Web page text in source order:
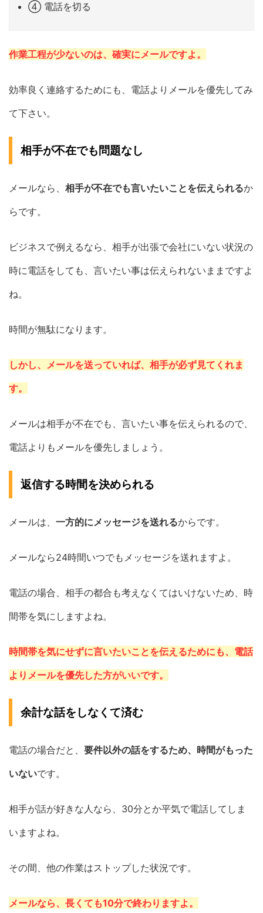
④ 電話を切る
作業工程が少ないのは、確実にメールですよ。
効率良く連絡するためにも、電話よりメールを優先してみ
て下さい。
相手が不在でも問題なし
メールなら、 相手が不在でも言いたいことを伝えられるか
らです。
ビジネスで例えるなら、相手が出張で会社にいない状況の
時に電話をしても、言いたい事は伝えられないままですよ
ね。
時間が無駄になります。
しかし、メールを送っていれば、相手が必ず見てくれま
す。
メールは相手が不在でも、言いたい事を伝えられるので、
電話よりもメールを優先しましょう。
返信する時間を決められる
メールは、 一方的にメッセージを送れるからです。
メールなら24時間いつでもメッセージを送れますよ。
電話の場合、相手の都合も考えなくてはいけないため、時
間帯を気にしますよね。
時間帯を気にせずに言いたいことを伝えるためにも、電話
よりメールを優先した方がいいです。
余計な話をしなくて済む
電話の場合だと、 要件以外の話をするため、時間がもった
いないです。
相手が話が好きな人なら、30分とか平気で電話してしま
いますよね。
その間、他の作業はストップした状況です。
メールなら、長くても10分で終わりますよ。